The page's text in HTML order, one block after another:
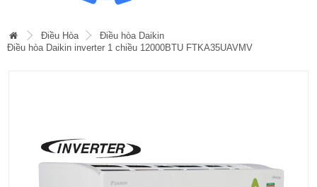
Điều Hòa
Điều hòa Daikin
Điều hòa Daikin inverter 1 chiều 12000BTU FTKA35UAVMV